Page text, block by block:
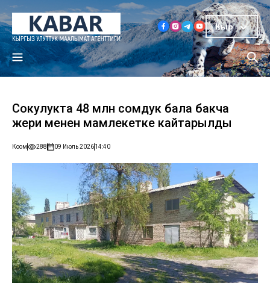
Кыр
Сокулукта 48 млн сомдук бала бакча
жери менен мамлекетке кайтарылды
Коом 288 09 Июль 202614:40